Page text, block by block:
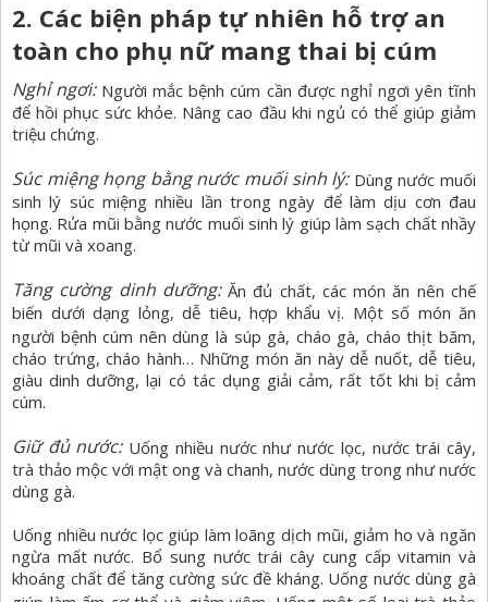
2. Các biện pháp tự nhiên hỗ trợ an
toàn cho phụ nữ mang thai bị cúm
Nghỉ ngơi: Người mắc bệnh cúm cần được nghỉ ngơi yên tĩnh
để hồi phục sức khỏe. Nâng cao đầu khi ngủ có thể giúp giảm
triệu chứng.
Súc miệng họng bằng nước muối sinh lý: Dùng nước muối
sinh lý súc miệng nhiều lần trong ngày để làm dịu cơn đau
họng. Rửa mũi bằng nước muối sinh lý giúp làm sạch chất nhầy
từ mũi và xoang.
Tăng cường dinh dưỡng: Ăn đủ chất, các món ăn nên chế
biến dưới dạng lỏng, dễ tiêu, hợp khẩu vị. Một số món ăn
người bệnh cúm nên dùng là súp gà, cháo gà, cháo thịt băm,
cháo trứng, cháo hành… Những món ăn này dễ nuốt, dễ tiêu,
giàu dinh dưỡng, lại có tác dụng giải cảm, rất tốt khi bị cảm
cúm.
Giữ đủ nước: Uống nhiều nước như nước lọc, nước trái cây,
trà thảo mộc với mật ong và chanh, nước dùng trong như nước
dùng gà.
Uống nhiều nước lọc giúp làm loãng dịch mũi, giảm ho và ngăn
ngừa mất nước. Bổ sung nước trái cây cung cấp vitamin và
khoáng chất để tăng cường sức đề kháng. Uống nước dùng gà